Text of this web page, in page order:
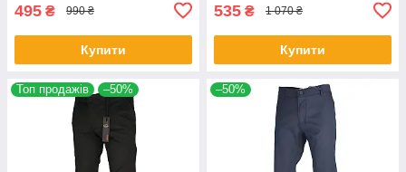
495 ₴ 990 ₴
Купити
535 ₴ 1 070 ₴
Купити
Топ продажів –50% –50%